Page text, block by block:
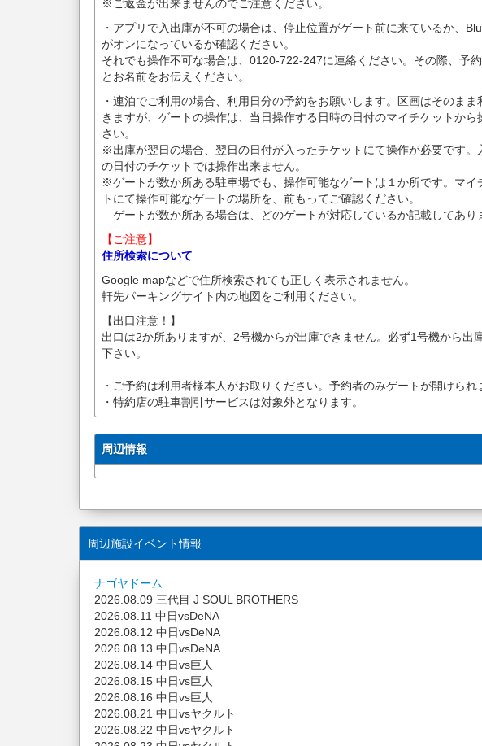
※ご返金が出来ませんのでご注意ください。
・アプリで入出庫が不可の場合は、停止位置がゲート前に来ているか、
がオンになっているか確認ください。
それでも操作不可な場合は、0120-722-247に連絡ください。その際、予
とお名前をお伝えください。
・連泊でご利用の場合、利用日分の予約をお願いします。区画はそのまま
きますが、ゲートの操作は、当日操作する日時の日付のマイチケットから
さい。
※出庫が翌日の場合、翌日の日付が入ったチケットにて操作が必要です。
の日付のチケットでは操作出来ません。
※ゲートが数か所ある駐車場でも、操作可能なゲートは１か所です。マイ
トにて操作可能なゲートの場所を、前もってご確認ください。
ゲートが数か所ある場合は、どのゲートが対応しているか記載してあり
【ご注意】
住所検索について
Google mapなどで住所検索されても正しく表示されません。
軒先パーキングサイト内の地図をご利用ください。
【出口注意！】
出口は2か所ありますが、2号機からが出庫できません。必ず1号機から出
下さい。
・ご予約は利用者様本人がお取りください。予約者のみゲートが開けられ
・特約店の駐車割引サービスは対象外となります。
周辺情報
周辺施設イベント情報
ナゴヤドーム
2026.08.09 三代目 J SOUL BROTHERS
2026.08.11 中日vsDeNA
2026.08.12 中日vsDeNA
2026.08.13 中日vsDeNA
2026.08.14 中日vs巨人
2026.08.15 中日vs巨人
2026.08.16 中日vs巨人
2026.08.21 中日vsヤクルト
2026.08.22 中日vsヤクルト